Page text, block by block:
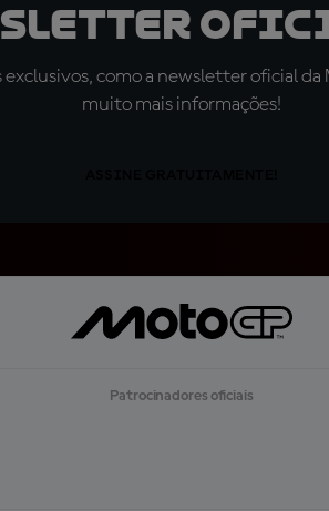
como a newsletter oficial
muito mais informações!
Patrocinadores oficiais